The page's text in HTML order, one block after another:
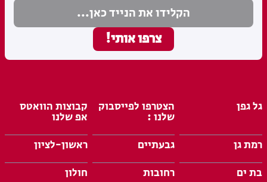
גל גפן הצטרפו לפייסבוק
שלנו :
קבוצות הוואטס
אפ שלנו
רמת גן
גבעתיים
ראשון-לציון
בת ים
רחובות
חולון